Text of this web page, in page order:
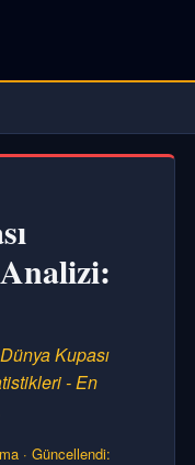
Kupası
- En
· Güncellendi: